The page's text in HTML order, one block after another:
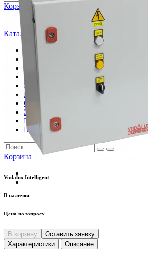
Корзина
Каталог
Готовые фонтаны
Подводные светильники
Закладные детали
Насосы
Системы фильтрации
Электрооборудование
Плавающие фонтаны
Пешеходные модули
Корзина
Vodalux Intelligent
В наличии
Цена по запросу
В корзину
Оставить заявку
Характеристики
Описание